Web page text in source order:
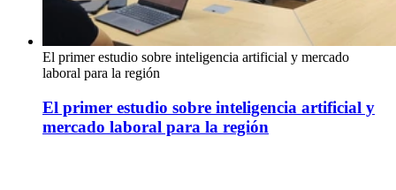
El primer estudio sobre inteligencia artificial y mercado
laboral para la región
El primer estudio sobre inteligencia artificial y
mercado laboral para la región